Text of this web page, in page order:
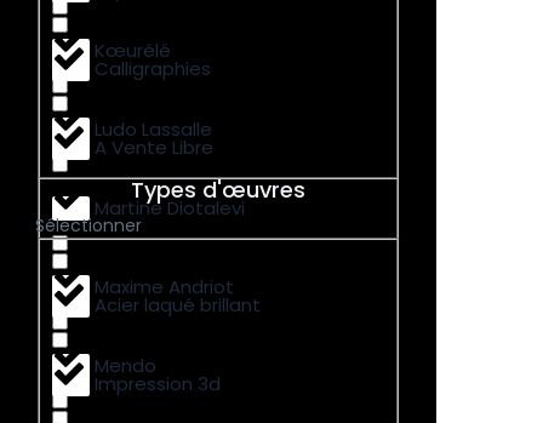
Kœurélé
Ludo Lassalle
Martine Diotalevi
Maxime Andriot
Mendo
Calligraphies
A Vente Libre
Types d'œuvres
Sélectionner
Acier laqué brillant
Impression 3d